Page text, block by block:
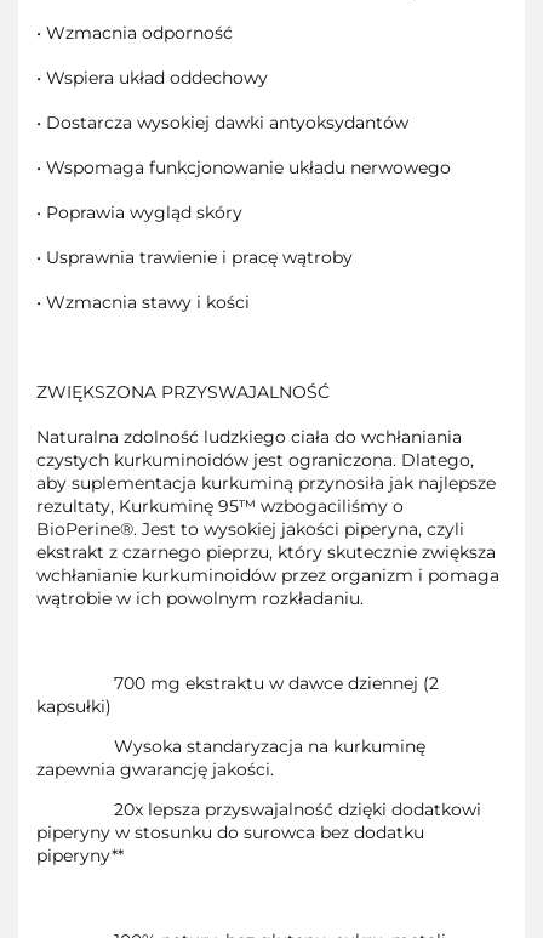
• Wzmacnia odporność
• Wspiera układ oddechowy
• Dostarcza wysokiej dawki antyoksydantów
• Wspomaga funkcjonowanie układu nerwowego
• Poprawia wygląd skóry
• Usprawnia trawienie i pracę wątroby
• Wzmacnia stawy i kości
ZWIĘKSZONA PRZYSWAJALNOŚĆ
Naturalna zdolność ludzkiego ciała do wchłaniania
czystych kurkuminoidów jest ograniczona. Dlatego,
aby suplementacja kurkuminą przynosiła jak najlepsze
rezultaty, Kurkuminę 95™ wzbogaciliśmy o
BioPerine®. Jest to wysokiej jakości piperyna, czyli
ekstrakt z czarnego pieprzu, który skutecznie zwiększa
wchłanianie kurkuminoidów przez organizm i pomaga
wątrobie w ich powolnym rozkładaniu.
700 mg ekstraktu w dawce dziennej (2
kapsułki)
Wysoka standaryzacja na kurkuminę
zapewnia gwarancję jakości.
20x lepsza przyswajalność dzięki dodatkowi
piperyny w stosunku do surowca bez dodatku
piperyny**